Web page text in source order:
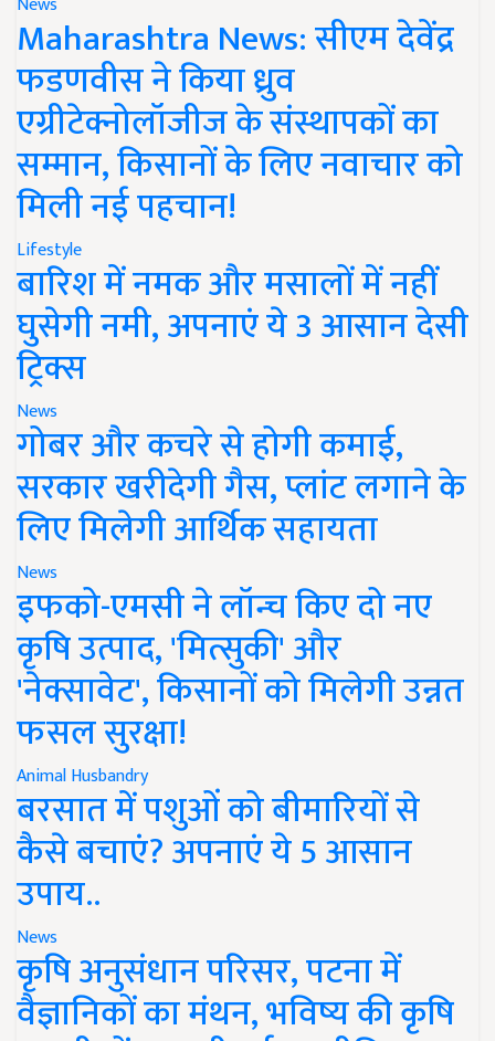
Maharashtra News: सीएम देवेंद्र
फडणवीस ने किया ध्रुव
एग्रीटेक्नोलॉजीज के संस्थापकों का
सम्मान, किसानों के लिए नवाचार को
मिली नई पहचान!
Lifestyle
बारिश में नमक और मसालों में नहीं
घुसेगी नमी, अपनाएं ये 3 आसान देसी
ट्रिक्स
News
गोबर और कचरे से होगी कमाई,
सरकार खरीदेगी गैस, प्लांट लगाने के
लिए मिलेगी आर्थिक सहायता
News
इफको-एमसी ने लॉन्च किए दो नए
कृषि उत्पाद, 'मित्सुकी' और
'नेक्सावेट', किसानों को मिलेगी उन्नत
फसल सुरक्षा!
Animal Husbandry
बरसात में पशुओं को बीमारियों से
कैसे बचाएं? अपनाएं ये 5 आसान
उपाय..
News
कृषि अनुसंधान परिसर, पटना में
वैज्ञानिकों का मंथन, भविष्य की कृषि